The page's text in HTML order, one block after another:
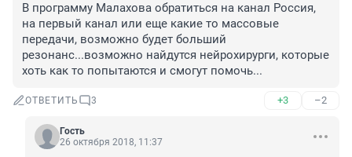
В программу Малахова обратиться на канал Россия,
на первый канал или еще какие то массовые
передачи, возможно будет больший
резонанс...возможно найдутся нейрохирурги, которые
хоть как то попытаются и смогут помочь...
ОТВЕТИТЬ 3 +3 –2
Гость
26 октября 2018, 11:37